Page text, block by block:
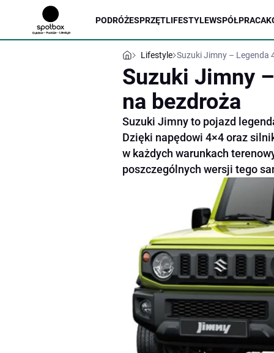
PODRÓŻESPRZĘTLIFESTYLEWSPÓŁPRACA
Lifestyle Suzuki Jimny – Legenda
Suzuki Jimny
na bezdroża
Suzuki Jimny to pojazd
Dzięki napędowi 4×4 oraz
w każdych warunkach
poszczególnych wersji tego